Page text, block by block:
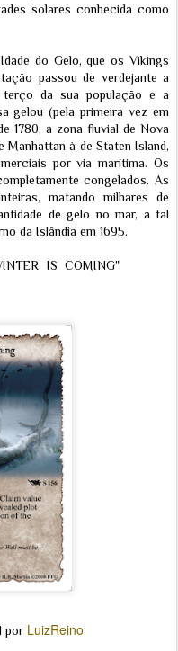
solares conhecida como
do Gelo, que os Vikings
passou de verdejante a
terço da sua população e a
gelou (pela primeira vez em
1780, a zona fluvial de Nova
Manhattan à de Staten Island,
por via marítima. Os
congelados. As
matando milhares de
de gelo no mar, a tal
da Islândia em 1695.
IS COMING"
por LuizReino